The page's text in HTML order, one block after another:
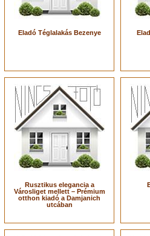
Eladó Téglalakás Bezenye
Rusztikus elegancia a
Városliget mellett – Prémium
otthon kiadó a Damjanich
utcában